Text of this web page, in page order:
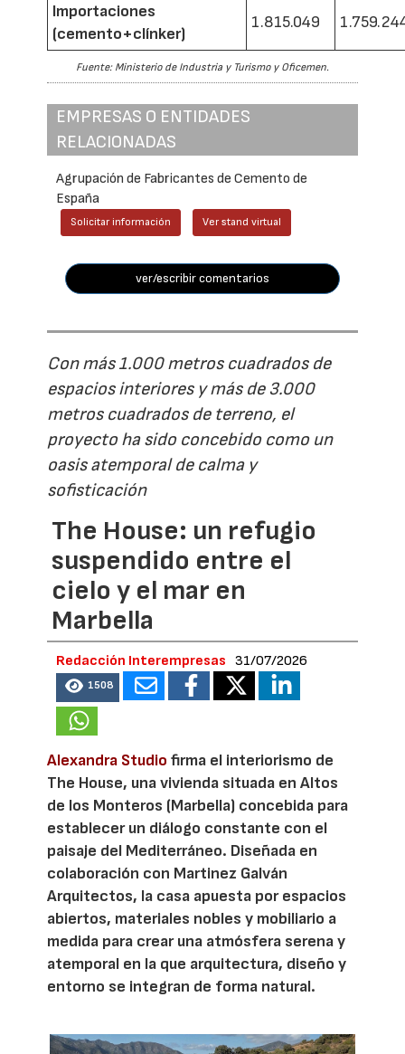
Importaciones
(cemento+clínker)
1.815.049
Fuente: Ministerio de Industria y Turismo y Oficemen.
EMPRESAS O ENTIDADES
RELACIONADAS
Agrupación de Fabricantes de Cemento de
España
Solicitar información Ver stand virtual
ver/escribir comentarios
Con más 1.000 metros cuadrados de
espacios interiores y más de 3.000
metros cuadrados de terreno, el
proyecto ha sido concebido como un
oasis atemporal de calma y
sofisticación
The House: un refugio
suspendido entre el
cielo y el mar en
Marbella
Redacción Interempresas 31/07/2026
1508
Alexandra Studio firma el interiorismo de
The House, una vivienda situada en Altos
de los Monteros (Marbella) concebida para
establecer un diálogo constante con el
paisaje del Mediterráneo. Diseñada en
colaboración con Martinez Galván
Arquitectos, la casa apuesta por espacios
abiertos, materiales nobles y mobiliario a
medida para crear una atmósfera serena y
atemporal en la que arquitectura, diseño y
entorno se integran de forma natural.